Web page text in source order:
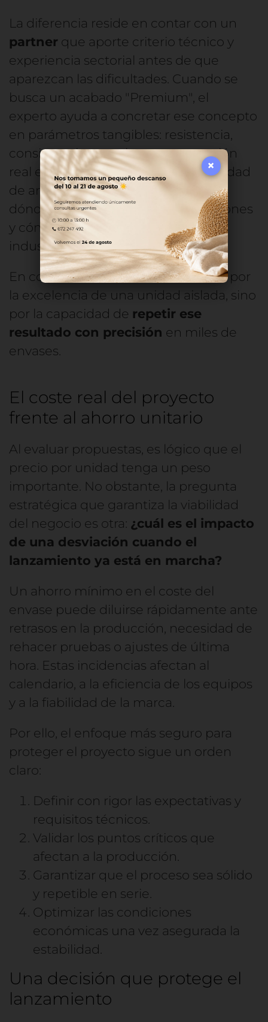
La diferencia reside en contar con un
partner que aporte criterio técnico y
experiencia sectorial antes de que
aparezcan las dificultades. Cuando se
busca un acabado "Premium", el
experto ayuda a concretar ese concepto
en parámetros tangibles: resistencia,
consistencia entre lotes y percepción
real en el punto de venta. Su capacidad
de anticipación permite identificar
dónde suelen aparecer las desviaciones
y cómo evitarlas antes de la
industrialización.
En cosmética, la calidad no se mide por
la excelencia de una unidad aislada, sino
por la capacidad de repetir ese
resultado con precisión en miles de
envases.
El coste real del proyecto
frente al ahorro unitario
Al evaluar propuestas, es lógico que el
precio por unidad tenga un peso
importante. No obstante, la pregunta
estratégica que garantiza la viabilidad
del negocio es otra: ¿cuál es el impacto
de una desviación cuando el
lanzamiento ya está en marcha?
Un ahorro mínimo en el coste del
envase puede diluirse rápidamente ante
retrasos en la producción, necesidad de
rehacer pruebas o ajustes de última
hora. Estas incidencias afectan al
calendario, a la eficiencia de los equipos
y a la fiabilidad de la marca.
Por ello, el enfoque más seguro para
proteger el proyecto sigue un orden
claro:
Definir con rigor las expectativas y
requisitos técnicos.
Validar los puntos críticos que
afectan a la producción.
Garantizar que el proceso sea sólido
y repetible en serie.
Optimizar las condiciones
económicas una vez asegurada la
estabilidad.
Una decisión que protege el
lanzamiento
×